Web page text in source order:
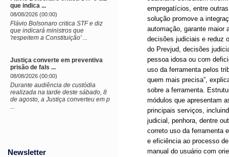
que indica ...
08/08/2026 (00:00)
Flávio Bolsonaro critica STF e diz
que indicará ministros que
'respeitem a Constituição' ...
Justiça converte em preventiva
prisão de fals ...
08/08/2026 (00:00)
Durante audiência de custódia
realizada na tarde deste sábado, 8
de agosto, a Justiça converteu em p
...
Newsletter
empregatícios, entre
solução promove a
automação, garante maior
decisões judiciais e reduz
do Prevjud, decisões
pessoa idosa ou com
uso da ferramenta pelos
quem mais precisa”,
sobre a ferramenta.
módulos que apresentam
principais serviços,
judicial, penhora, dentre
correto uso da ferramenta
e eficiência ao processo
manual do usuário com